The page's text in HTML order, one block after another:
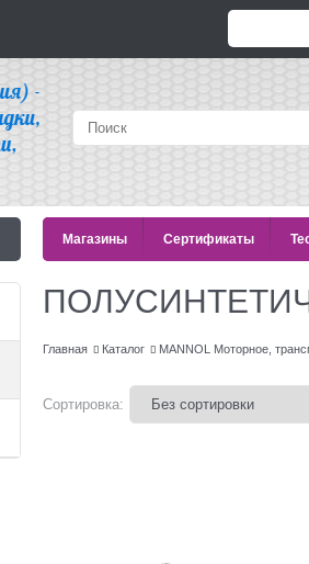
Магазины Сертификаты
Главная Каталог MANNOL Моторное,
Сортировка: